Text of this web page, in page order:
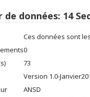
de données: 14
Ces données sont
0
73
Version 1.0-
ANSD